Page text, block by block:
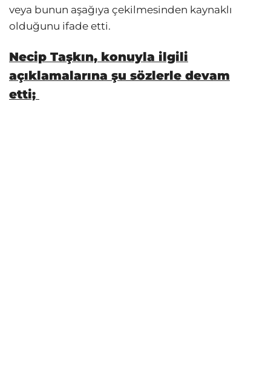
veya bunun aşağıya çekilmesinden kaynaklı
olduğunu ifade etti.
Necip Taşkın, konuyla ilgili
açıklamalarına şu sözlerle devam
etti;